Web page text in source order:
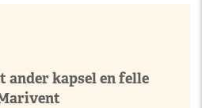
ander kapsel en felle